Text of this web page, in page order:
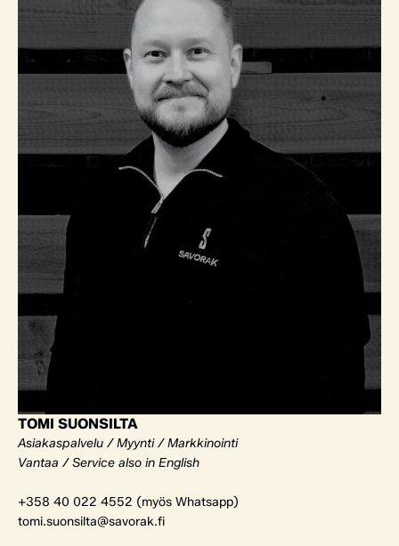
TOMI SUONSILTA
Asiakaspalvelu / Myynti / Markkinointi
Vantaa / Service also in English
+358 40 022 4552 (myös Whatsapp)
tomi.suonsilta@savorak.fi